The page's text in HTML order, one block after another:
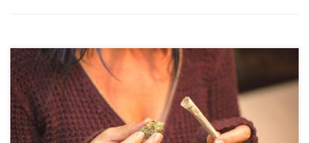
Czy stosowanie CBD podczas tatuowania może pomóc w
kontrolowaniu doświadczanego bólu? Bez względu na to,
dlaczego chcesz mieć tatuaż, ból jest czymś, czego musisz się
zawsze spodziewać. Palenie marihuany przed udaniem się do